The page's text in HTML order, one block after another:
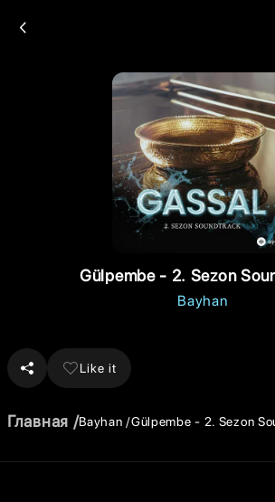
Gülpembe - 2. Sezon
Bayhan
Like it
Главная Bayhan Gülpembe - 2. Sezon